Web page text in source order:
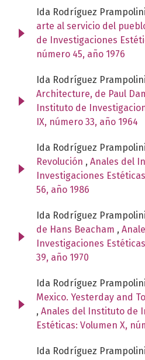
Ida Rodríguez
arte al servicio del
de Investigaciones
número 45, año 1976
Ida Rodríguez
Architecture, de Paul
Instituto de
IX, número 33, año 1964
Ida Rodríguez
Revolución , Anales del
Investigaciones
56, año 1986
Ida Rodríguez
de Hans Beacham ,
Investigaciones
39, año 1970
Ida Rodríguez
Mexico. Yesterday and
, Anales del Instituto de
Estéticas: Volumen X,
Ida Rodríguez